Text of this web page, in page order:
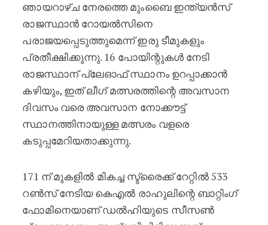
ഞായറാഴ്ച നേരത്തെ മുംബൈ ഇന്ത്യൻസ്
രാജസ്ഥാൻ റോയൽസിനെ
പരാജയപ്പെടുത്തുമെന്ന് ഇരു ടീമുകളും
പ്രതീക്ഷിക്കുന്നു. 16 പോയിന്റുകൾ നേടി
രാജസ്ഥാന് പ്ലേഓഫ് സ്ഥാനം ഉറപ്പാക്കാൻ
കഴിയും, ഇത് ലീഗ് മത്സരത്തിന്റെ അവസാന
ദിവസം വരെ അവസാന നോക്കൗട്ട്
സ്ഥാനത്തിനായുള്ള മത്സരം വളരെ
കടുപ്പമേറിയതാക്കുന്നു.
171 ന് മുകളിൽ മികച്ച സ്ട്രൈക്ക് റേറ്റിൽ 533
റൺസ് നേടിയ കെഎൽ രാഹുലിന്റെ ബാറ്റിംഗ്
ഫോമിനെയാണ് ഡൽഹിയുടെ സീസൺ